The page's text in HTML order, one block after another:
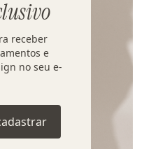
receber
e
no seu e-